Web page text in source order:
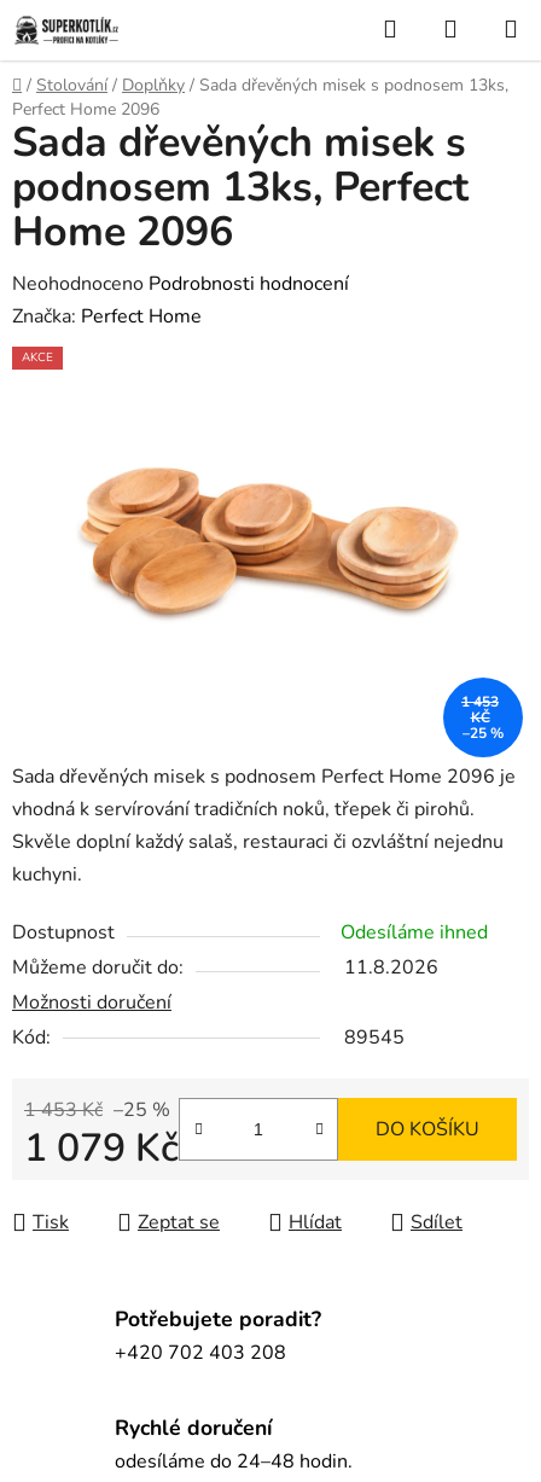
Přejít
na
obsah
Hledat
KOŠÍK
Domů
/ Stolování / Doplňky / Sada dřevěných misek s podnosem 13ks,
Perfect Home 2096
Sada dřevěných misek s podnosem Perfect Home 2096 je
vhodná k servírování tradičních noků, třepek či pirohů.
Skvěle doplní každý salaš, restauraci či ozvláštní nejednu
kuchyni.
Dostupnost
Odesíláme ihned
Můžeme doručit do:
11.8.2026
Možnosti doručení
Kód:
89545
1 453 Kč –25 %
1 079 Kč DO KOŠÍKU
Tisk Zeptat se Hlídat Sdílet
Sada dřevěných misek s
podnosem 13ks, Perfect
Home 2096
Průměrné
hodnocení
produktu
hvězdiček.
Neohodnoceno Podrobnosti hodnocení
Značka: Perfect Home
AKCE
1 453
KČ
–25 %
Potřebujete poradit?
+420 702 403 208
Rychlé doručení
odesíláme do 24–48 hodin.